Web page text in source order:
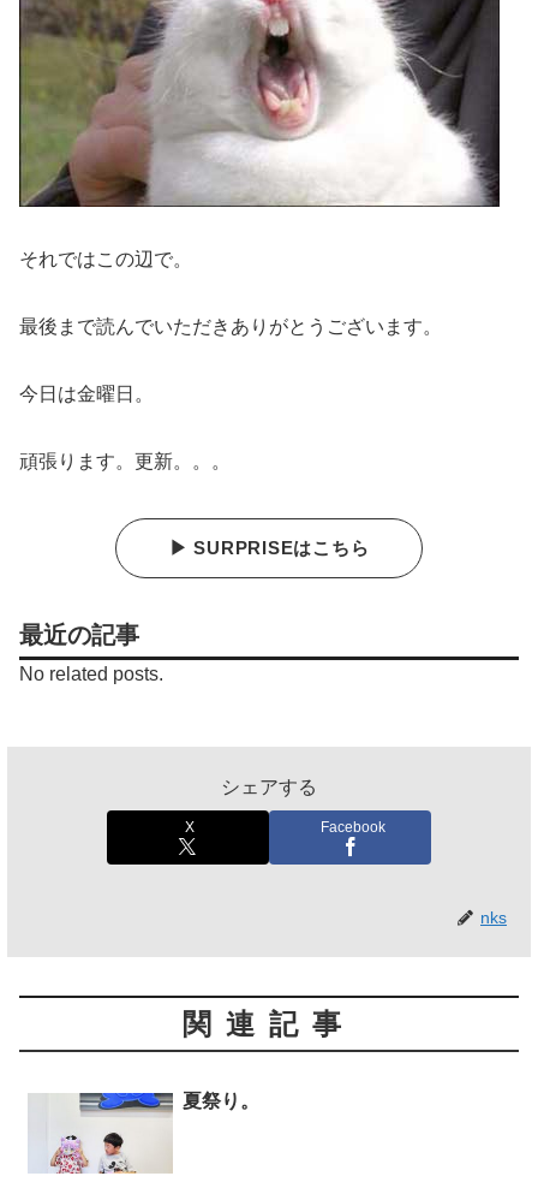
それではこの辺で。
最後まで読んでいただきありがとうございます。
今日は金曜日。
頑張ります。更新。。。
▶ SURPRISEはこちら
最近の記事
No related posts.
シェアする
X Facebook
nks
関連記事
夏祭り。